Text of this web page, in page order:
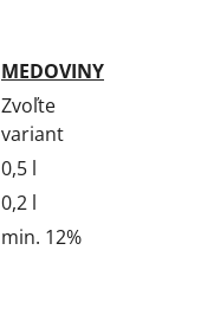
MEDOVINY
Zvoľte
variant
0,5 l
0,2 l
min. 12%